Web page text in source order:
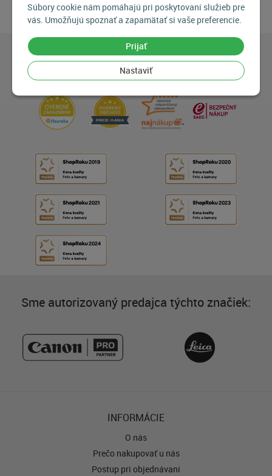
Súbory cookie nám pomáhajú pri poskytovaní služieb pre
vás. Umožňujú spoznať a zapamätať si vaše preferencie.
Prijať
Nastaviť
Sme autorizovaný predajca týchto značiek:
INFORMÁCIE
O nás
Prečo nakupovať u nás
Postup pri objednávaní